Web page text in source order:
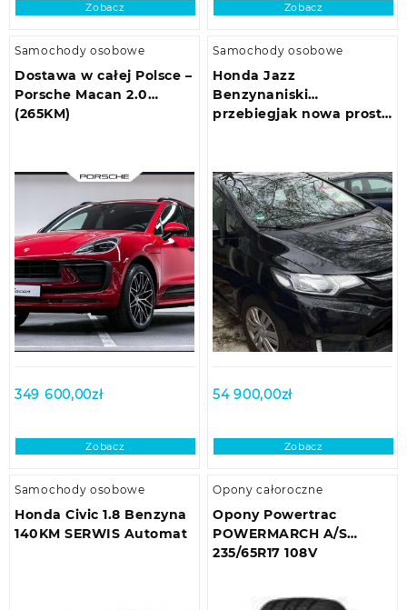
Zobacz Zobacz
Samochody osobowe
Dostawa w całej Polsce –
Porsche Macan 2.0
(265KM)
349 600,00zł
Zobacz
Samochody osobowe
Honda Jazz
Benzynaniski
przebiegjak nowa prost…
54 900,00zł
Zobacz
Samochody osobowe
Honda Civic 1.8 Benzyna
140KM SERWIS Automat
Opony całoroczne
Opony Powertrac
POWERMARCH A/S
235/65R17 108V